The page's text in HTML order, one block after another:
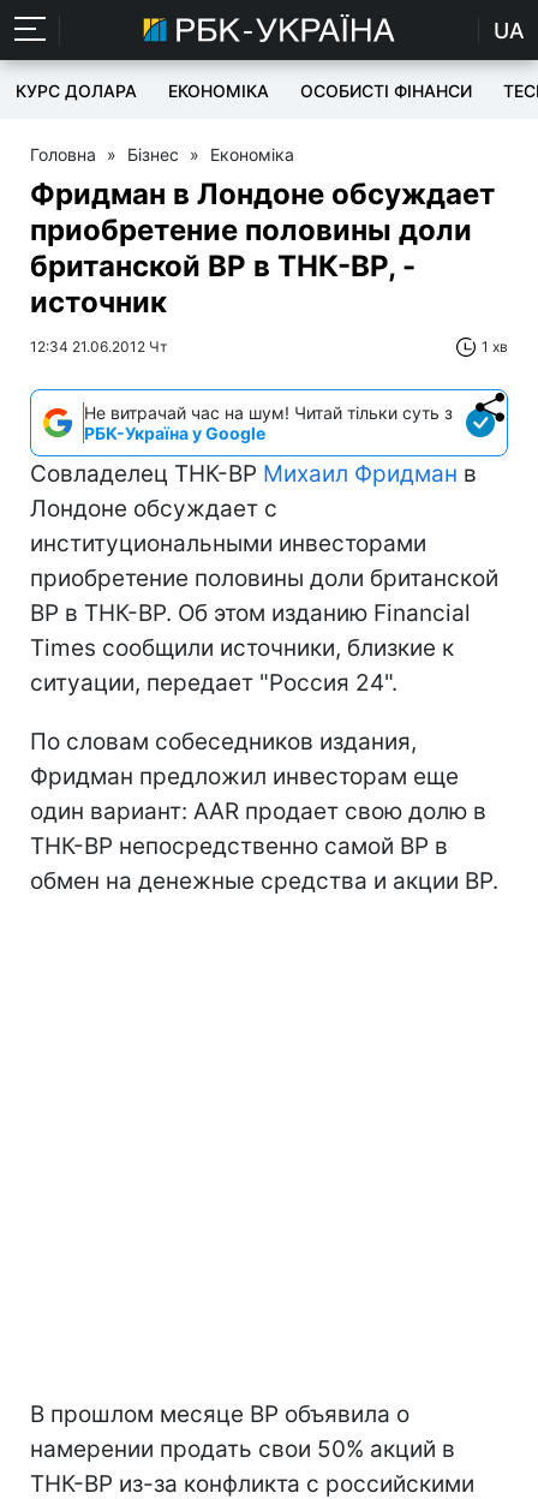
UA
КУРС ДОЛАРА ЕКОНОМІКА ОСОБИСТІ ФІНАНСИ
Головна » Бізнес » Економіка
Фридман в Лондоне обсуждает
приобретение половины доли
британской BP в ТНК-ВР, -
источник
12:34 21.06.2012 Чт 1 хв
Не витрачай час на шум! Читай тільки суть з
РБК-Україна у Google
Совладелец ТНК-ВР Михаил Фридман в
Лондоне обсуждает с
институциональными инвесторами
приобретение половины доли британской
BP в ТНК-ВР. Об этом изданию Financial
Times сообщили источники, близкие к
ситуации, передает "Россия 24".
По словам собеседников издания,
Фридман предложил инвесторам еще
один вариант: AAR продает свою долю в
ТНК-ВР непосредственно самой ВР в
обмен на денежные средства и акции BP.
В прошлом месяце ВР объявила о
намерении продать свои 50% акций в
ТНК-ВР из-за конфликта с российскими